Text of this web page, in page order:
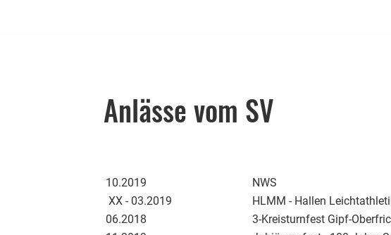
Anlässe vom SV
10.2019
NWS
XX - 03.2019
HLMM - Hallen
06.2018
3-Kreisturnfest Gipf-